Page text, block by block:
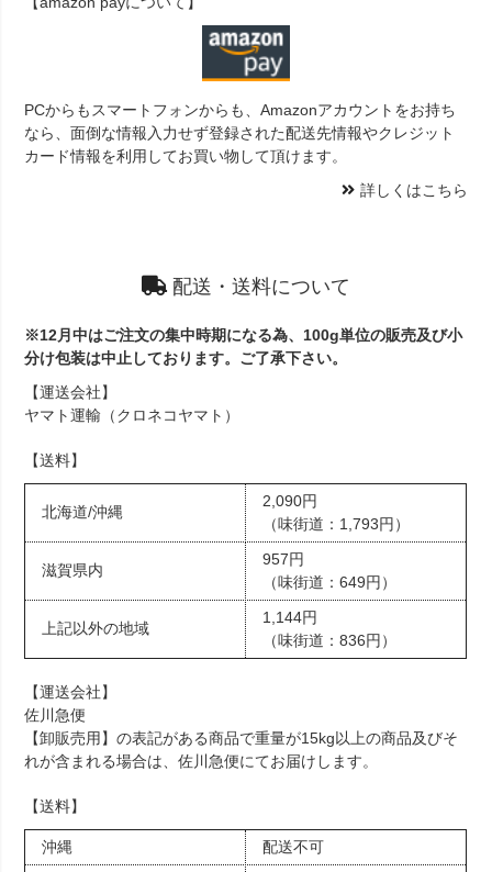
PCからもスマートフォンからも、Amazonアカウントをお持ち
なら、面倒な情報入力せず登録された配送先情報やクレジット
カード情報を利用してお買い物して頂けます。
詳しくはこちら
配送・送料について
※12月中はご注文の集中時期になる為、100g単位の販売及び小
分け包装は中止しております。ご了承下さい。
【運送会社】
ヤマト運輸（クロネコヤマト）
【送料】
北海道/沖縄
2,090円
（味街道：1,793円）
滋賀県内
957円
（味街道：649円）
上記以外の地域
1,144円
（味街道：836円）
【運送会社】
佐川急便
【卸販売用】の表記がある商品で重量が15kg以上の商品及びそ
れが含まれる場合は、佐川急便にてお届けします。
【送料】
沖縄
配送不可